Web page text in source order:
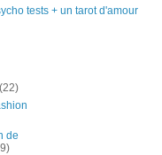
tests + un tarot d'amour
(22)
de